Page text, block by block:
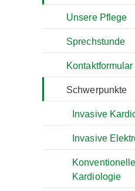
Unsere Pflege
Sprechstunde
Kontaktformular
Schwerpunkte
Invasive
Invasive
Konventionelle
Kardiologie